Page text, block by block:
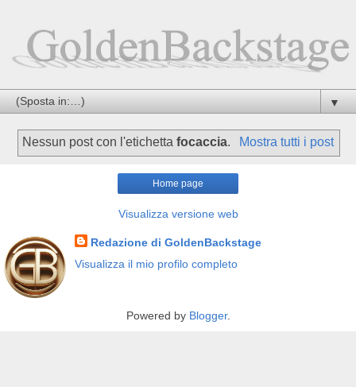
▼
Nessun post con l'etichettafocaccia. Mostra tutti i post
Home page
Visualizza versione web
Redazione di GoldenBackstage
Visualizza il mio profilo completo
Powered by Blogger.